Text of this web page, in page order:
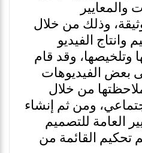
والمعايير
وذلك من خلال
وانتاج الفيديو
وتلخيصها، وقد قام
بعض الفيديوهات
من خلال
ومن ثم إنشاء
العامة للتصميم
تحكيم القائمة من